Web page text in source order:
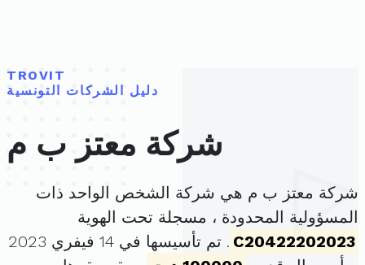
TROVIT
دليل الشركات التونسية
شركة معتز ب م
شركة معتز ب م هي شركة الشخص الواحد ذات
المسؤولية المحدودة ، مسجلة تحت الهوية
C20422202023
. تم تأسيسها في 14 فيفري 2023